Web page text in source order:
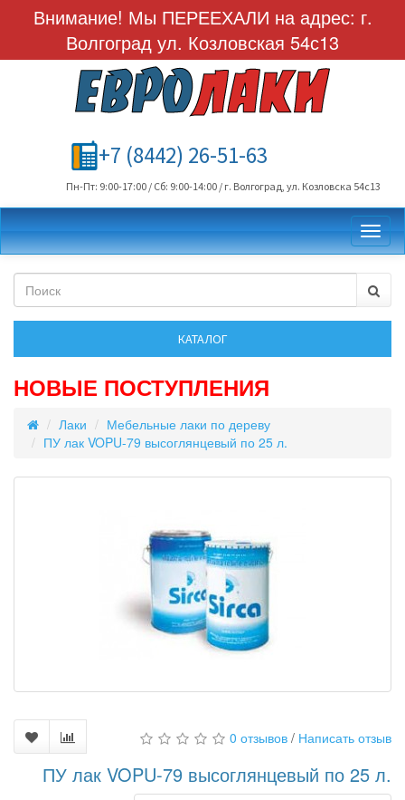
Внимание! Мы ПЕРЕЕХАЛИ на адрес: г.
Волгоград ул. Козловская 54с13
+7 (8442) 26-51-63
Пн-Пт: 9:00-17:00 / Сб: 9:00-14:00 / г. Волгоград, ул. Козловска 54с13
НОВЫЕ ПОСТУПЛЕНИЯ
Лаки
Мебельные лаки по дереву
ПУ лак VOPU-79 высоглянцевый по 25 л.
0 отзывов / Написать отзыв
ПУ лак VOPU-79 высоглянцевый по 25 л.